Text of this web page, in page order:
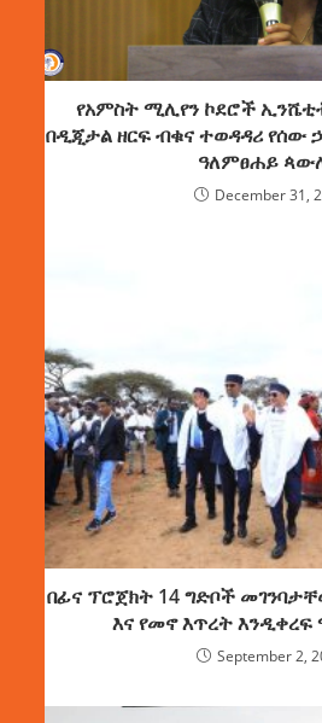
የአምስት ሚሊየን ኮደሮች
በዲጂታል ዘርፍ ብቁና ተወዳዳሪ የሰው
ዓለምፀሐይ
December 31,
በፊና ፕሮጀክት 14 ግድቦች
እና የመኖ እጥረት
September 2,